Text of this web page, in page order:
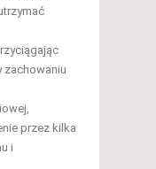
zachowaniu
przez kilka
i